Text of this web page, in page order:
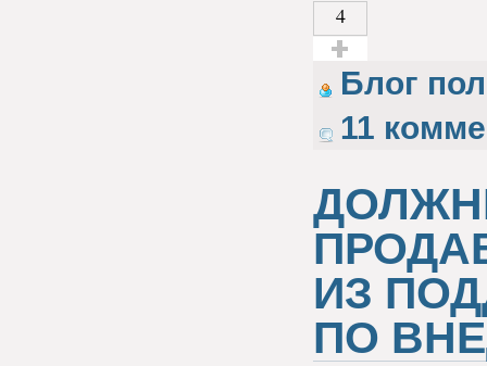
4
Голос за!
Блог
11
ИЗ
ПО